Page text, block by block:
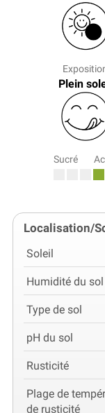
Plein
Sucré
Localisation/
Soleil
Humidité du sol
Type de sol
pH du sol
Rusticité
Plage de
de rusticité